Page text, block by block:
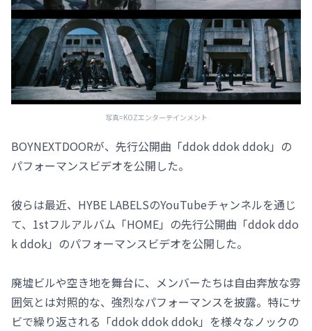
写真=KOZエンターテインメント
BOYNEXTDOORが、先行公開曲「ddok ddok ddok」の
パフォーマンスビデオを公開した。
彼らは最近、HYBE LABELSのYouTubeチャンネルを通じ
て、1stフルアルバム「HOME」の先行公開曲「ddok ddo
k ddok」のパフォーマンスビデオを公開した。
廃墟ビルや空き地を舞台に、メンバーたちは自由奔放な雰
囲気とは対照的な、強烈なパフォーマンスを披露。特にサ
ビで繰り返される「ddok ddok ddok」を様々なノックの